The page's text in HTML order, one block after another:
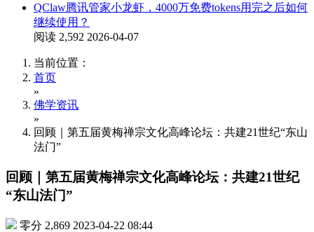
QClaw腾讯管家小龙虾，4000万免费tokens用完之后如何
继续使用？
阅读 2,592 2026-04-07
当前位置：
首页
»
佛学资讯
»
回顾｜第五届黄梅禅宗文化高峰论坛：共建21世纪“东山
法门”
回顾｜第五届黄梅禅宗文化高峰论坛：共建21世纪
“东山法门”
零分 2,869 2023-04-22 08:44